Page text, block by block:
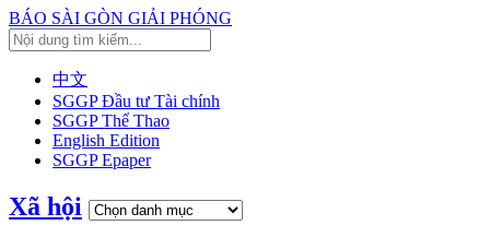
BÁO SÀI GÒN GIẢI PHÓNG
中文
SGGP Đầu tư Tài chính
SGGP Thể Thao
English Edition
SGGP Epaper
Xã hội